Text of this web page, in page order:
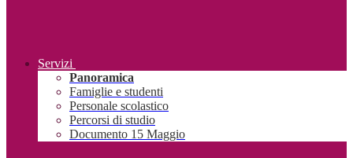
Servizi
Panoramica
Famiglie e studenti
Personale scolastico
Percorsi di studio
Documento 15 Maggio